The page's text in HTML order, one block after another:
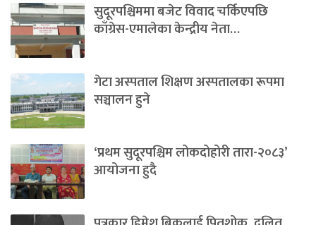
सुदूरपश्चिममा बजेट विवाद चर्किएपछि
काँग्रेस-एमालेका केन्द्रीय नेता…
गेटा अस्पताल शिक्षण अस्पतालका रूपमा
सञ्चालन हुने
‘प्रथम सुदूरपश्चिम लोकदोहोरी तारा-२०८३’
आयोजना हुदै